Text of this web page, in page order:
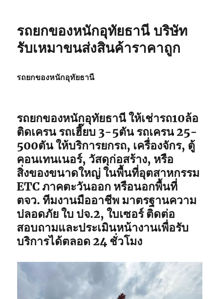
รถยกของหนักอุทัยธานี บริษัท
รับเหมาขนส่งสินค้าราคาถูก
รถยกของหนักอุทัยธานี
รถยกของหนักอุทัยธานี ให้เช่ารถ10ล้อ
ติดเครน รถเฮี๊ยบ 3-5ตัน รถเครน 25-
500ตัน ให้บริการยกรถ, เครื่องจักร, ตู้
คอนเทนเนอร์, วัสดุก่อสร้าง, หรือ
สิ่งของขนาดใหญ่ ในพื้นที่อุตสาหกรรม
ETC ภาคตะวันออก หรือนอกพื้นที่
ตจว. ทีมงานมืออาชีพ มาตรฐานความ
ปลอดภัย ใบ ปจ.2, ใบเซอร์ ติดต่อ
สอบถามและประเมินหน้างานเพื่อรับ
บริการได้ตลอด 24 ชั่วโมง